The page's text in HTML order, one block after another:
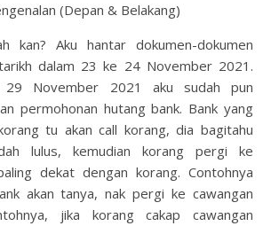
(Depan & Belakang)
kan? Aku hantar dokumen-dokumen
dalam 23 ke 24 November 2021.
29 November 2021 aku sudah pun
permohonan hutang bank. Bank yang
tu akan call korang, dia bagitahu
lulus, kemudian korang pergi ke
dekat dengan korang. Contohnya
akan tanya, nak pergi ke cawangan
jika korang cakap cawangan